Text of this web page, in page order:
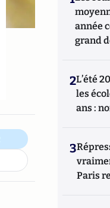
année
grand
2L’été
les
ans :
3
Paris